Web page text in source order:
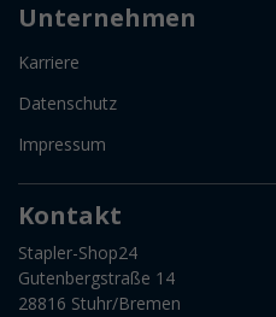
Unternehmen
Karriere
Datenschutz
Impressum
Kontakt
Stapler-Shop24
Gutenbergstraße 14
28816 Stuhr/Bremen